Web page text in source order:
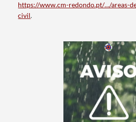
Termo de Pesquisa
https://www.cm-redondo.pt/…/areas-
civil.